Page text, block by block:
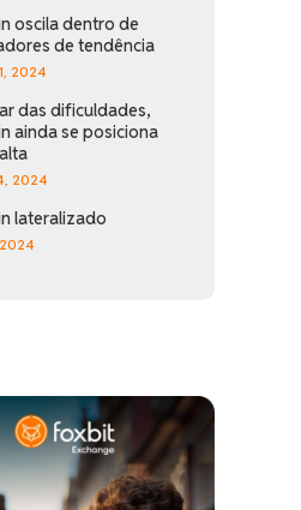
oscila dentro de
de tendência
2024
das dificuldades,
ainda se posiciona
2024
lateralizado